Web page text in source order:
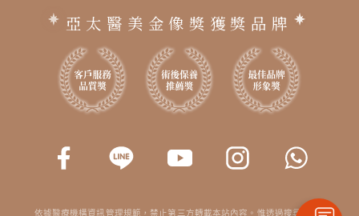
亞太醫美金像獎獲獎品牌
依據醫療機構資訊管理規範，禁止第三方轉載本站內容。惟透過搜尋